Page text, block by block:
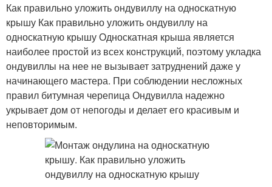
Как правильно уложить ондувиллу на односкатную
крышу Как правильно уложить ондувиллу на
односкатную крышу Односкатная крыша является
наиболее простой из всех конструкций, поэтому укладка
ондувиллы на нее не вызывает затруднений даже у
начинающего мастера. При соблюдении несложных
правил битумная черепица Ондувилла надежно
укрывает дом от непогоды и делает его красивым и
неповторимым.